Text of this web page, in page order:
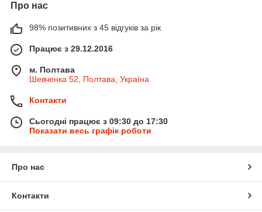
Про нас
98% позитивних з 45 відгуків за рік
Працює з 29.12.2016
м. Полтава
Шевченка 52, Полтава, Україна
Контакти
Сьогодні працює з 09:30 до 17:30
Показати весь графік роботи
Про нас
Контакти